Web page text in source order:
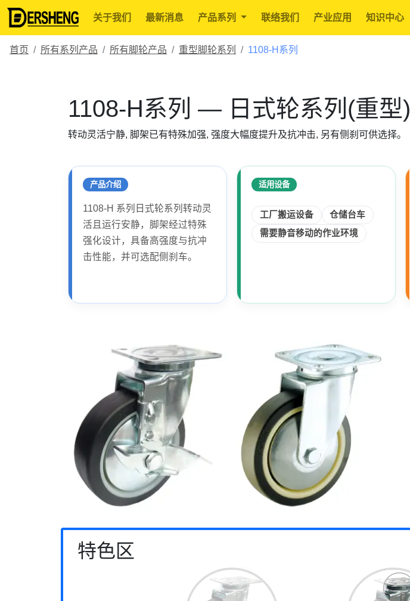
关于我们 最新消息 产品系列 联络我们 产业应用 知识中心
首页 所有系列产品 所有脚轮产品 重型脚轮系列 1108-H系列
1108-H系列 — 日式轮系列(重型)
转动灵活宁静, 脚架已有特殊加强, 强度大幅度提升及抗冲击, 另有侧刹可供选择。
产品介绍
1108-H 系列日式轮系列转动灵
活且运行安静，脚架经过特殊
强化设计，具备高强度与抗冲
击性能，并可选配侧刹车。
适用设备
工厂搬运设备
仓储台车
需要静音移动的作业环境
特色区